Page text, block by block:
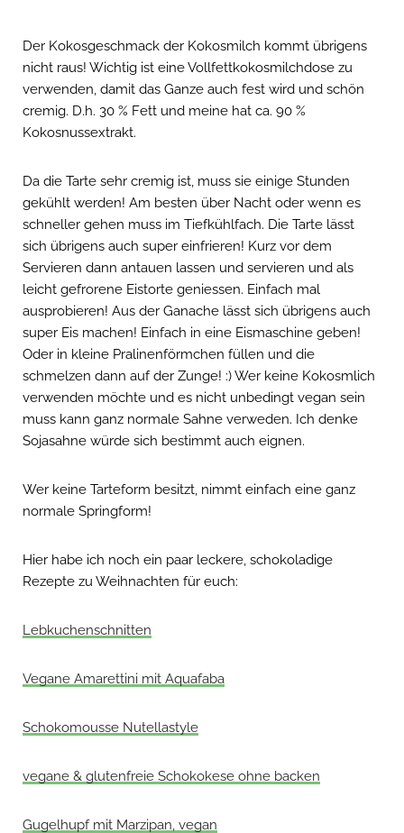
Der Kokosgeschmack der Kokosmilch kommt übrigens
nicht raus! Wichtig ist eine Vollfettkokosmilchdose zu
verwenden, damit das Ganze auch fest wird und schön
cremig. D.h. 30 % Fett und meine hat ca. 90 %
Kokosnussextrakt.
Da die Tarte sehr cremig ist, muss sie einige Stunden
gekühlt werden! Am besten über Nacht oder wenn es
schneller gehen muss im Tiefkühlfach. Die Tarte lässt
sich übrigens auch super einfrieren! Kurz vor dem
Servieren dann antauen lassen und servieren und als
leicht gefrorene Eistorte geniessen. Einfach mal
ausprobieren! Aus der Ganache lässt sich übrigens auch
super Eis machen! Einfach in eine Eismaschine geben!
Oder in kleine Pralinenförmchen füllen und die
schmelzen dann auf der Zunge! :) Wer keine Kokosmlich
verwenden möchte und es nicht unbedingt vegan sein
muss kann ganz normale Sahne verweden. Ich denke
Sojasahne würde sich bestimmt auch eignen.
Wer keine Tarteform besitzt, nimmt einfach eine ganz
normale Springform!
Hier habe ich noch ein paar leckere, schokoladige
Rezepte zu Weihnachten für euch:
Lebkuchenschnitten
Vegane Amarettini mit Aquafaba
Schokomousse Nutellastyle
vegane & glutenfreie Schokokese ohne backen
Gugelhupf mit Marzipan, vegan